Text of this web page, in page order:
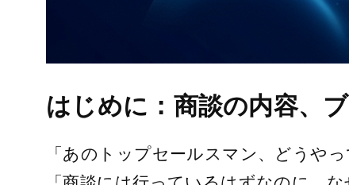
はじめに：商談の内容、
「あのトップセールスマン、どうや